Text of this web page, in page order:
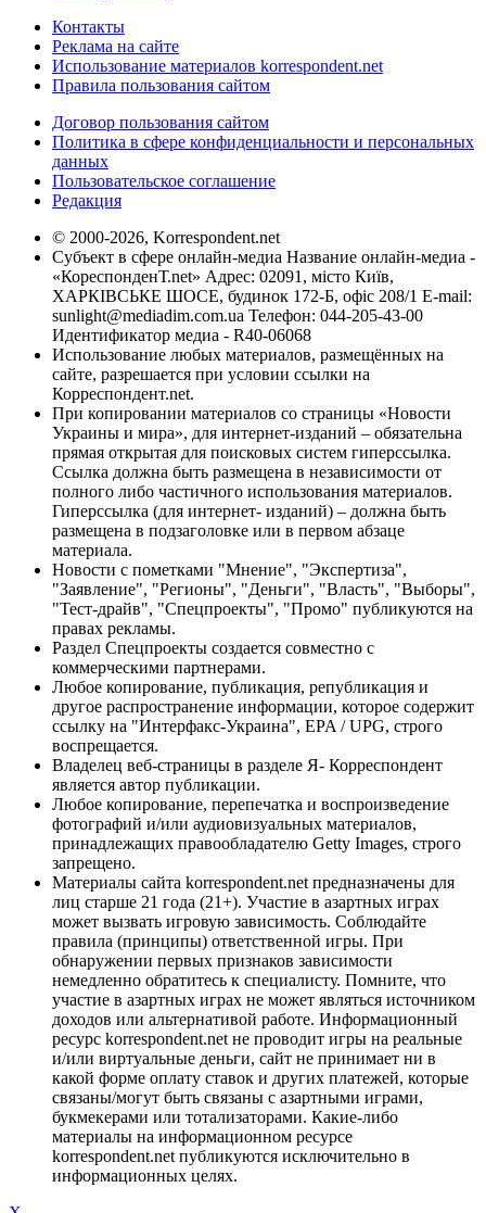
Контакты
Реклама на сайте
Использование материалов korrespondent.net
Правила пользования сайтом
Договор пользования сайтом
Политика в сфере конфиденциальности и персональных
данных
Пользовательское соглашение
Редакция
© 2000-2026, Korrespondent.net
Субъект в сфере онлайн-медиа Название онлайн-медиа -
«КореспонденТ.net» Адрес: 02091, місто Київ,
ХАРКІВСЬКЕ ШОСЕ, будинок 172-Б, офіс 208/1 E-mail:
sunlight@mediadim.com.ua Телефон: 044-205-43-00
Идентификатор медиа - R40-06068
Использование любых материалов, размещённых на
сайте, разрешается при условии ссылки на
Корреспондент.net.
При копировании материалов со страницы «Новости
Украины и мира», для интернет-изданий – обязательна
прямая открытая для поисковых систем гиперссылка.
Ссылка должна быть размещена в независимости от
полного либо частичного использования материалов.
Гиперссылка (для интернет- изданий) – должна быть
размещена в подзаголовке или в первом абзаце
материала.
Новости с пометками "Мнение", "Экспертиза",
"Заявление", "Регионы", "Деньги", "Власть", "Выборы",
"Тест-драйв", "Спецпроекты", "Промо" публикуются на
правах рекламы.
Раздел Спецпроекты создается совместно с
коммерческими партнерами.
Любое копирование, публикация, републикация и
другое распространение информации, которое содержит
ссылку на "Интерфакс-Украина", EPA / UPG, строго
воспрещается.
Владелец веб-страницы в разделе Я- Корреспондент
является автор публикации.
Любое копирование, перепечатка и воспроизведение
фотографий и/или аудиовизуальных материалов,
принадлежащих правообладателю Getty Images, строго
запрещено.
Материалы сайта korrespondent.net предназначены для
лиц старше 21 года (21+). Участие в азартных играх
может вызвать игровую зависимость. Соблюдайте
правила (принципы) ответственной игры. При
обнаружении первых признаков зависимости
немедленно обратитесь к специалисту. Помните, что
участие в азартных играх не может являться источником
доходов или альтернативой работе. Информационный
ресурс korrespondent.net не проводит игры на реальные
и/или виртуальные деньги, сайт не принимает ни в
какой форме оплату ставок и других платежей, которые
связаны/могут быть связаны с азартными играми,
букмекерами или тотализаторами. Какие-либо
материалы на информационном ресурсе
korrespondent.net публикуются исключительно в
информационных целях.